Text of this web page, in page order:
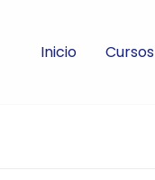
Inicio Cursos